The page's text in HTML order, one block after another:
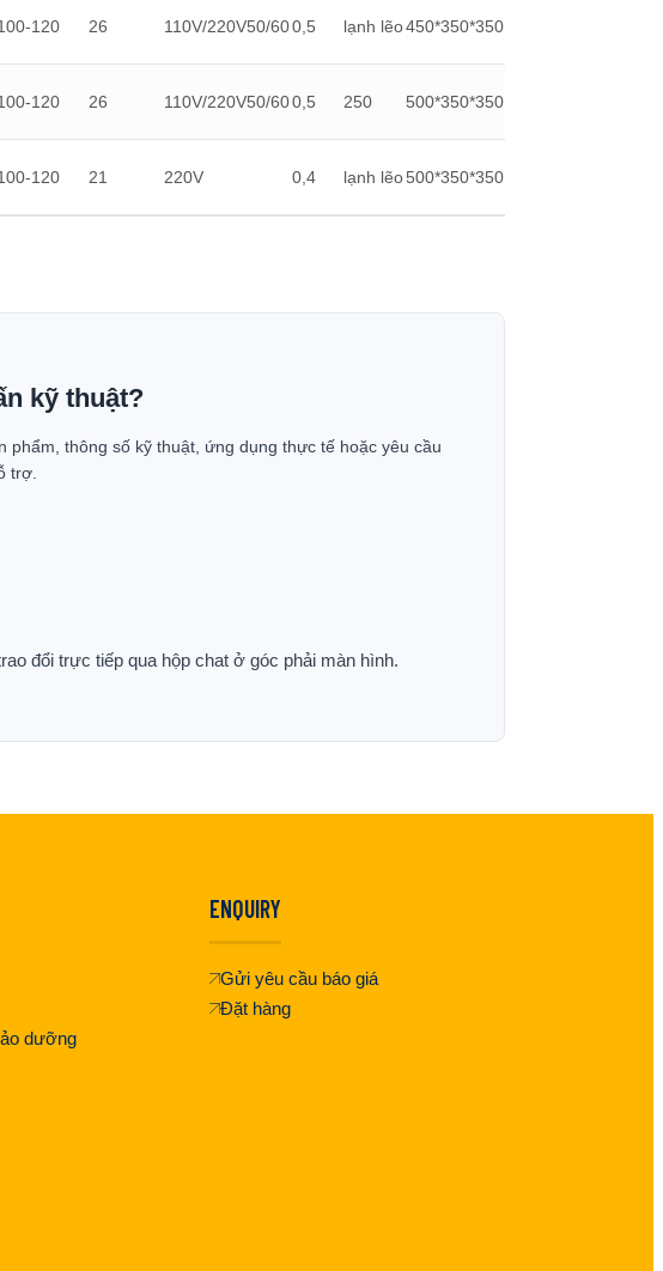
120 26 110V/220V50/600,5 lạnh lẽo450*350*350
120 26 110V/220V50/600,5 250 500*350*350
120 21 220V 0,4 lạnh lẽo500*350*350
kỹ thuật?
phẩm, thông số kỹ thuật, ứng dụng thực tế hoặc yêu cầu
trợ.
đổi trực tiếp qua hộp chat ở góc phải màn hình.
dưỡng
ENQUIRY
Gửi yêu cầu báo giá
Đặt hàng